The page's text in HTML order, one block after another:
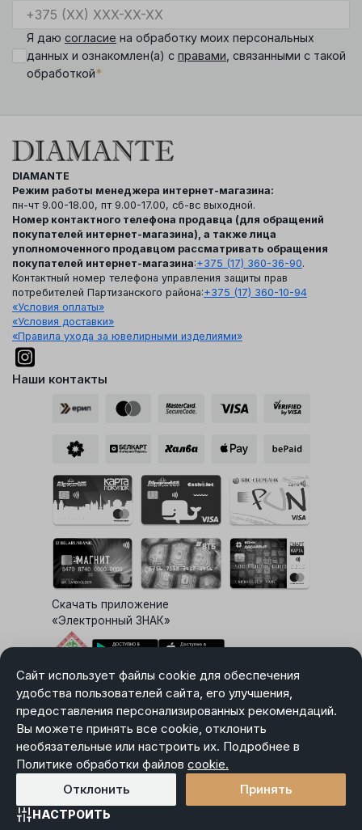
Сайт использует файлы cookie для обеспечения
удобства пользователей сайта, его улучшения,
предоставления персонализированных рекомендаций.
Вы можете принять все cookie, отклонить
необязательные или настроить их. Подробнее в
Политике обработки файлов cookie.
НАСТРОИТЬ
Отклонить Принять
Я даю согласие на обработку моих персональных
данных и ознакомлен(а) с правами , связанными с такой
обработкой*
DIAMANTE
Режим работы менеджера интернет-магазина:
пн-чт 9.00-18.00, пт 9.00-17.00, сб-вс выходной.
Номер контактного телефона продавца (для обращений
покупателей интернет-магазина), а также лица
уполномоченного продавцом рассматривать обращения
покупателей интернет-магазина:+375 (17) 360-36-90.
Контактный номер телефона управления защиты прав
потребителей Партизанского района:+375 (17) 360-10-94
«Условия оплаты»
«Условия доставки»
«Правила ухода за ювелирными изделиями»
Наши контакты
Скачать приложение
«Электронный ЗНАК»
Выбор настроек Cookie
Карта сайта
Политика в отношении обработки персональных данных
Пользовательское соглашение